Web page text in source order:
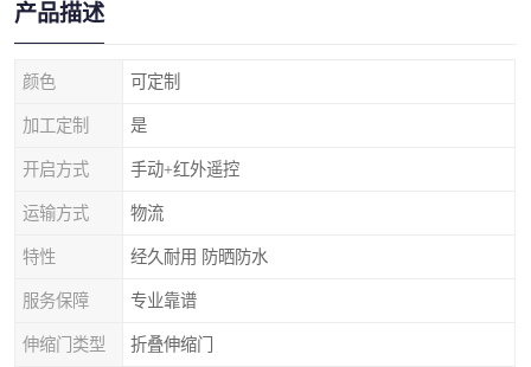
产品描述
颜色 可定制
加工定制 是
开启方式 手动+红外遥控
运输方式 物流
特性 经久耐用 防晒防水
服务保障 专业靠谱
伸缩门类型 折叠伸缩门